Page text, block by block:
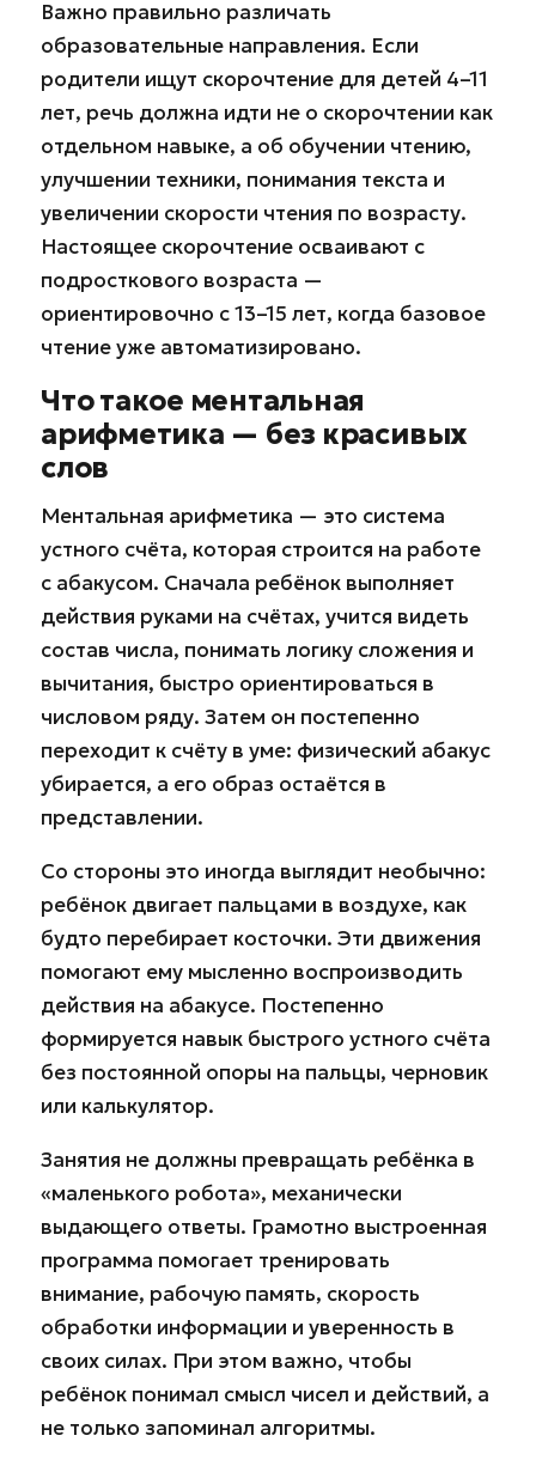
Важно правильно различать
образовательные направления. Если
родители ищут скорочтение для детей 4–11
лет, речь должна идти не о скорочтении как
отдельном навыке, а об обучении чтению,
улучшении техники, понимания текста и
увеличении скорости чтения по возрасту.
Настоящее скорочтение осваивают с
подросткового возраста —
ориентировочно с 13–15 лет, когда базовое
чтение уже автоматизировано.
Что такое ментальная
арифметика — без красивых
слов
Ментальная арифметика — это система
устного счёта, которая строится на работе
с абакусом. Сначала ребёнок выполняет
действия руками на счётах, учится видеть
состав числа, понимать логику сложения и
вычитания, быстро ориентироваться в
числовом ряду. Затем он постепенно
переходит к счёту в уме: физический абакус
убирается, а его образ остаётся в
представлении.
Со стороны это иногда выглядит необычно:
ребёнок двигает пальцами в воздухе, как
будто перебирает косточки. Эти движения
помогают ему мысленно воспроизводить
действия на абакусе. Постепенно
формируется навык быстрого устного счёта
без постоянной опоры на пальцы, черновик
или калькулятор.
Занятия не должны превращать ребёнка в
«маленького робота», механически
выдающего ответы. Грамотно выстроенная
программа помогает тренировать
внимание, рабочую память, скорость
обработки информации и уверенность в
своих силах. При этом важно, чтобы
ребёнок понимал смысл чисел и действий, а
не только запоминал алгоритмы.